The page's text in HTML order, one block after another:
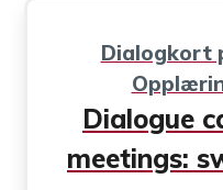
Dialogkort
Dialogue
meetings: